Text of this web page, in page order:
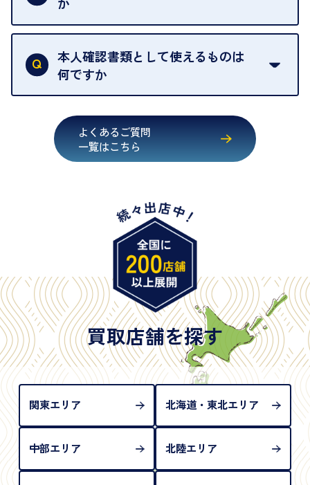
買取店は古物営業法により、お客様のご本人確認を
行うことが義務付けられています。安心してお取引
いただくためにも、ご協力をお願いいたします。
本人確認書類として使えるものは
何ですか
・健康保険証確認書
・マイナンバーカード
・在留カード
・旧パスポート
※原則として「公的機関が発行し、氏名、住所、生
年月日が記載されているもの
※日本国政府発行のもの
※2020年2月4日以降に申請された新型パスポートに
は「所持人記入欄（住所記載欄）」が存在しないた
め、単体では古物営業法上の本人確認書類として認
められない（住所確認ができないため）。補助書類
が必要となります
よくあるご質問
一覧はこちら
買取店舗を探す
関東エリア 北海道・東北エリア
中部エリア 北陸エリア